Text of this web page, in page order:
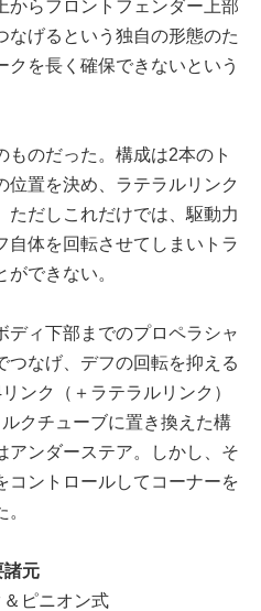
からフロントフェンダー上部
なげるという独自の形態のた
を長く確保できないという
ものだった。構成は2本のト
位置を決め、ラテラルリンク
ただしこれだけでは、駆動力
自体を回転させてしまいトラ
できない。
ディ下部までのプロペラシャ
つなげ、デフの回転を抑える
ンク（＋ラテラルリンク）
クチューブに置き換えた構
アンダーステア。しかし、そ
コントロールしてコーナーを
元
ピニオン式